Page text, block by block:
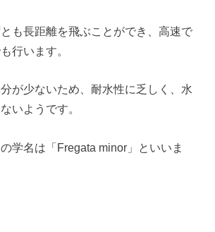
も長距離を飛ぶことができ、高速で
行います。
が少ないため、耐水性に乏しく、水
いようです。
学名は「Fregata minor」といいま